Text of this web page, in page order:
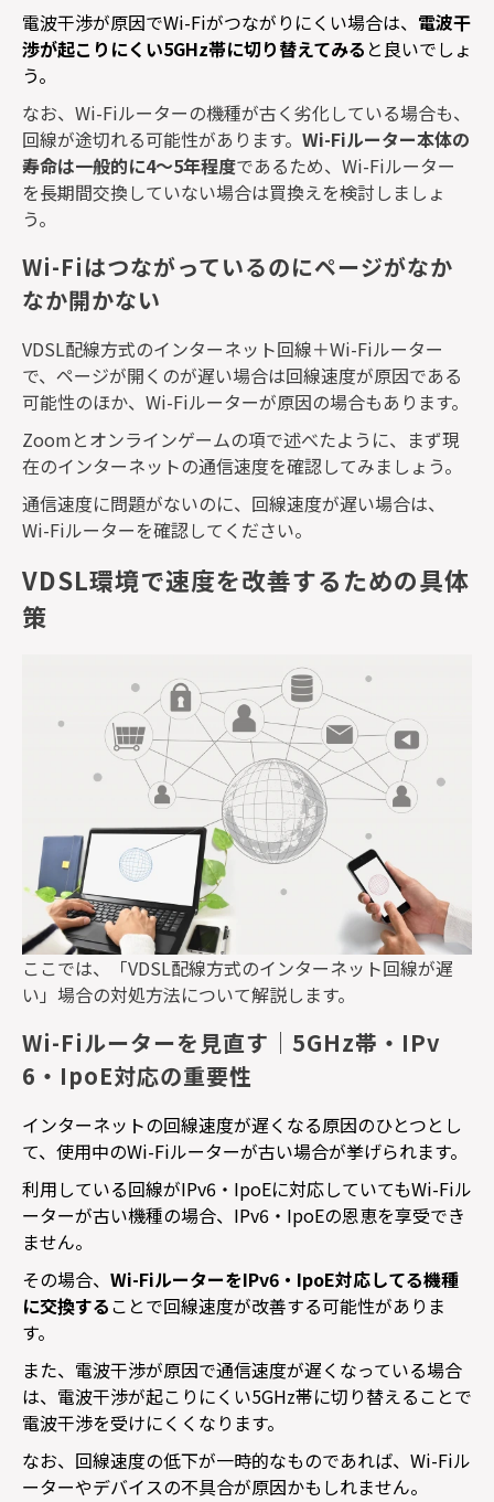
電波干渉が原因でWi-Fiがつながりにくい場合は、 電波干
渉が起こりにくい5GHz帯に切り替えてみる と良いでしょ
う。
なお、 Wi-Fiルーターの機種が古く劣化している場合も、
回線が途切れる可能性があります。 Wi-Fiルーター本体の
寿命は一般的に4～5年程度であるため、 Wi-Fiルーター
を長期間交換していない場合は買換えを検討しましょ
う。
Wi-Fiはつながっているのにページがなか
なか開かない
VDSL配線方式のインターネット回線＋Wi-Fiルーター
で、ページが開くのが遅い場合は回線速度が原因である
可能性のほか、 Wi-Fiルーターが原因の場合もあります。
Zoomとオンラインゲームの項で述べたように、まず現
在のインターネットの通信速度を確認してみましょう。
通信速度に問題がないのに、回線速度が遅い場合は、
Wi-Fiルーターを確認してください。
VDSL環境で速度を改善するための具体
策
ここでは、「VDSL配線方式のインターネット回線が遅
い」場合の対処方法について解説します。
Wi-Fiルーターを見直す｜5GHz帯・IPv
6・IpoE対応の重要性
インターネットの回線速度が遅くなる原因のひとつとし
て、使用中のWi-Fiルーターが古い場合が挙げられます。
利用している回線がIPv6 ・ IpoEに対応していてもWi-Fiル
ーターが古い機種の場合、 IPv6 ・ IpoEの恩恵を享受でき
ません。
その場合、 Wi-FiルーターをIPv6 ・ IpoE対応してる機種
に交換することで回線速度が改善する可能性がありま
す。
また、電波干渉が原因で通信速度が遅くなっている場合
は、電波干渉が起こりにくい5GHz帯に切り替えることで
電波干渉を受けにくくなります。
なお、回線速度の低下が一時的なものであれば、 Wi-Fiル
ーターやデバイスの不具合が原因かもしれません。